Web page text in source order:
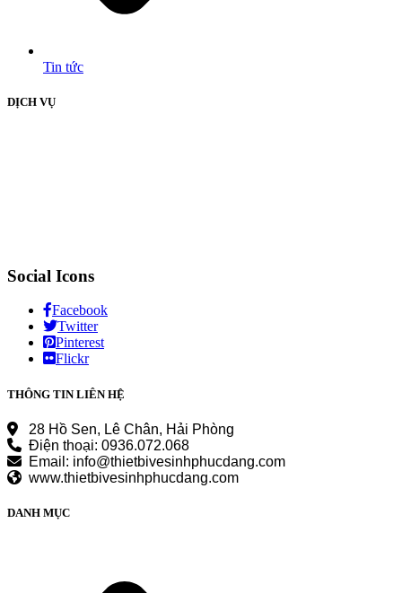
Tin tức
DỊCH VỤ
Social Icons
Facebook
Twitter
Pinterest
Flickr
THÔNG TIN LIÊN HỆ
28 Hồ Sen, Lê Chân, Hải Phòng
Điện thoại: 0936.072.068
Email: info@thietbivesinhphucdang.com
www.thietbivesinhphucdang.com
DANH MỤC